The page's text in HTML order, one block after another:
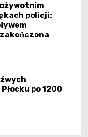
policji:
po 1200